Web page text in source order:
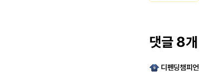
댓글 8개
디펜딩챔피언